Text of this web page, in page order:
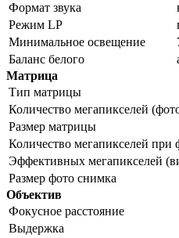
Формат звука
Режим LP
Минимальное освещение
Баланс белого
Матрица
Тип матрицы
Количество мегапикселей
Размер матрицы
Количество мегапикселей при
Эффективных мегапикселей
Размер фото снимка
Объектив
Фокусное расстояние
Выдержка